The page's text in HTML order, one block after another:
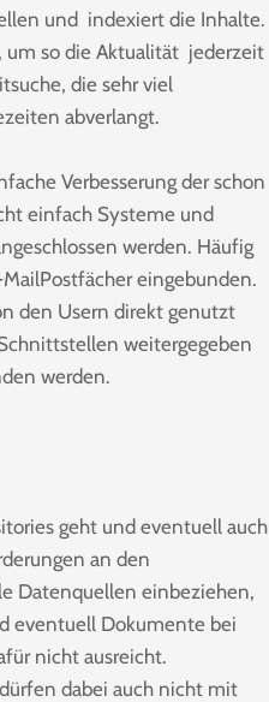
und indexiert die Inhalte.
um so die Aktualität jederzeit
die sehr viel
abverlangt.
Verbesserung der schon
einfach Systeme und
werden. Häufig
eingebunden.
den Usern direkt genutzt
weitergegeben
werden.
geht und eventuell auch
an den
Datenquellen einbeziehen,
eventuell Dokumente bei
nicht ausreicht.
dabei auch nicht mit